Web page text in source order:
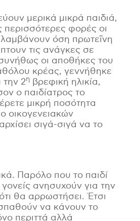
μερικά μικρά παιδιά,
φορές οι
όση πρωτεΐνη
τις ανάγκες σε
οι αποθήκες του
κρέας, γεννήθηκε
2η βρεφική ηλικία,
ο παιδίατρος το
μικρή ποσότητα
οικογενειακών
σιγά-σιγά να το
Παρόλο που το παιδί
ανησυχούν για την
θα αρρωστήσει. Έτσι
να κάνουν το
περιττά αλλά
κατεβάστε
μας.
Επώνυμο*
Περιοχή, Πόλη